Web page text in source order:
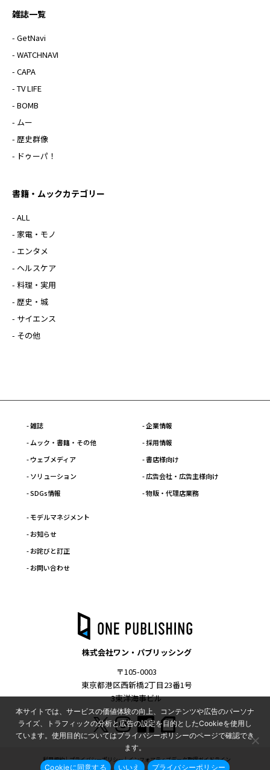
雑誌一覧
- GetNavi
- WATCHNAVI
- CAPA
- TV LIFE
- BOMB
- ムー
- 歴史群像
- ドゥーパ！
書籍・ムックカテゴリー
- ALL
- 家電・モノ
- エンタメ
- ヘルスケア
- 料理・実用
- 歴史・城
- サイエンス
- その他
- 雑誌
- ムック・書籍・その他
- ウェブメディア
- ソリューション
- SDGs情報
- 企業情報
- 採用情報
- 書店様向け
- 広告会社・広告主様向け
- 物販・代理店業務
- モデルマネジメント
- お知らせ
- お詫びと訂正
- お問い合わせ
株式会社ワン・パブリッシング
〒105-0003
東京都港区西新橋2丁目23番1号
3東洋海事ビル
利用規約 プライバシーポリシー インフォマティブデータ取得ガイドライン
本サイトでは、サービスの価値体験の向上、コンテンツや広告のパーソナ
ライズ、トラフィックの分析と広告の設定を目的としたCookieを使用し
ています。使用目的についてはプライバシーポリシーのページで確認でき
ます。
Cookieに同意する いいえ プライバシーポリシー